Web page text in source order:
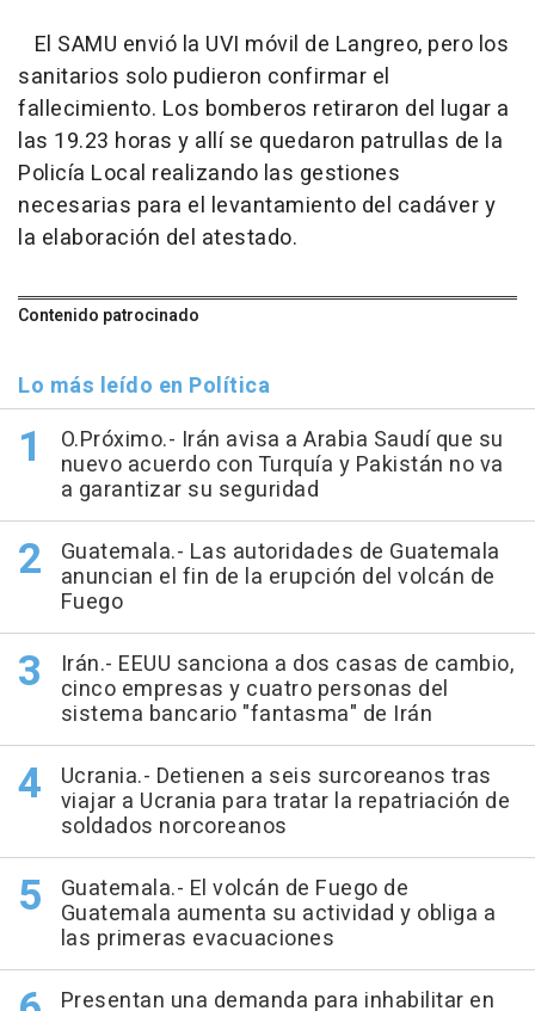
El SAMU envió la UVI móvil de Langreo, pero los
sanitarios solo pudieron confirmar el
fallecimiento. Los bomberos retiraron del lugar a
las 19.23 horas y allí se quedaron patrullas de la
Policía Local realizando las gestiones
necesarias para el levantamiento del cadáver y
la elaboración del atestado.
Contenido patrocinado
Lo más leído en Política
O.Próximo.- Irán avisa a Arabia Saudí que su
nuevo acuerdo con Turquía y Pakistán no va
a garantizar su seguridad
Guatemala.- Las autoridades de Guatemala
anuncian el fin de la erupción del volcán de
Fuego
Irán.- EEUU sanciona a dos casas de cambio,
cinco empresas y cuatro personas del
sistema bancario "fantasma" de Irán
Ucrania.- Detienen a seis surcoreanos tras
viajar a Ucrania para tratar la repatriación de
soldados norcoreanos
Guatemala.- El volcán de Fuego de
Guatemala aumenta su actividad y obliga a
las primeras evacuaciones
Presentan una demanda para inhabilitar en